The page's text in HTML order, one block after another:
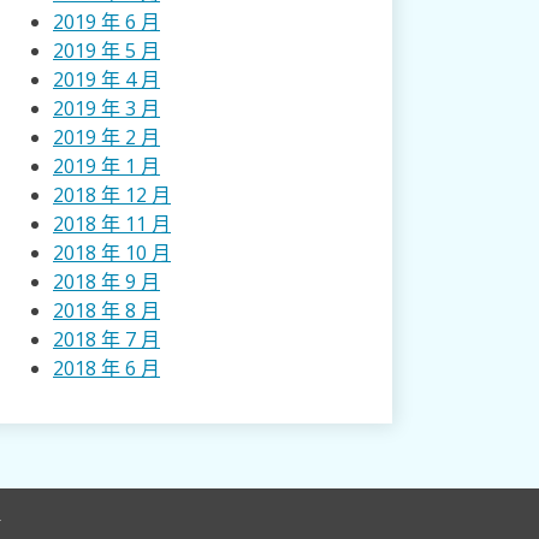
2019 年 6 月
2019 年 5 月
2019 年 4 月
2019 年 3 月
2019 年 2 月
2019 年 1 月
2018 年 12 月
2018 年 11 月
2018 年 10 月
2018 年 9 月
2018 年 8 月
2018 年 7 月
2018 年 6 月